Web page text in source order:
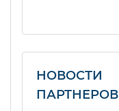
НОВОСТИ
ПАРТНЕРОВ